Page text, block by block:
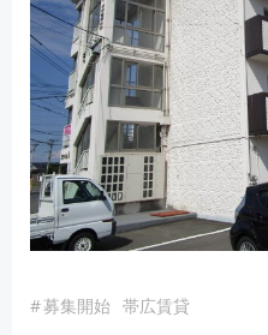
#募集開始 帯広賃貸